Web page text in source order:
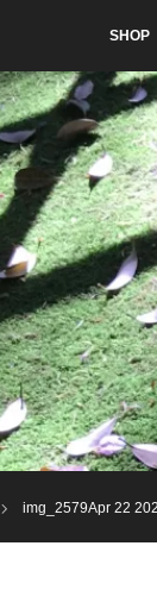
SHOP
img_2579Apr 22